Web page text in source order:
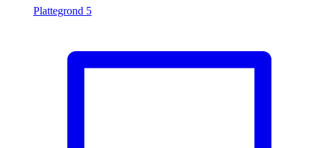
Plattegrond 5